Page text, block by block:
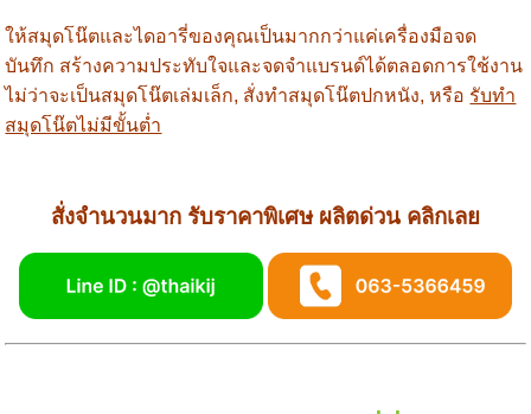
ให้สมุดโน๊ตและไดอารี่ของคุณเป็นมากกว่าแค่เครื่องมือจด
บันทึก สร้างความประทับใจและจดจำแบรนด์ได้ตลอดการใช้งาน
ไม่ว่าจะเป็นสมุดโน๊ตเล่มเล็ก, สั่งทำสมุดโน๊ตปกหนัง, หรือ รับทำ
สมุดโน๊ตไม่มีขั้นต่ำ
สั่งจำนวนมาก รับราคาพิเศษ ผลิตด่วน คลิกเลย